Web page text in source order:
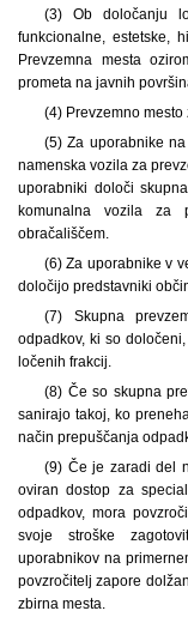
(3) Ob določanju
funkcionalne, estetske,
Prevzemna mesta
prometa na javnih
(4) Prevzemno
(5) Za uporabnike
namenska vozila za
uporabniki določi
komunalna vozila za
obračališčem.
(6) Za uporabnike v
določijo predstavniki
(7) Skupna
odpadkov, ki so
ločenih frakcij.
(8) Če so skupna
sanirajo takoj, ko
način prepuščanja
(9) Če je zaradi del
oviran dostop za
odpadkov, mora
svoje stroške
uporabnikov na
povzročitelj zapore
zbirna mesta.